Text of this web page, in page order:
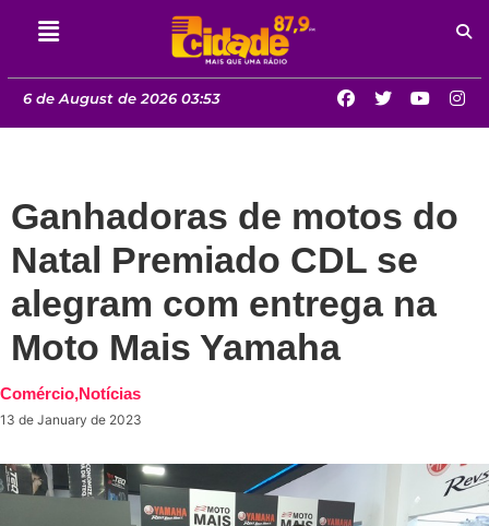
6 de August de 2026 03:53
Ganhadoras de motos do
Natal Premiado CDL se
alegram com entrega na
Moto Mais Yamaha
Comércio,Notícias
13 de January de 2023